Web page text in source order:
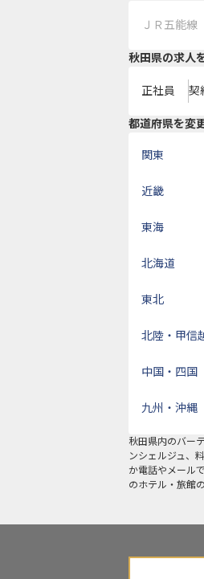
ＪＲ五能線
秋田県の求人
正社員 契
都道府県を変
関東
近畿
東海
北海道
東北
北陸・甲信
中国・四国
九州・沖縄
秋田県内のバー
ンシェルジュ、
か電話やメール
のホテル・旅館